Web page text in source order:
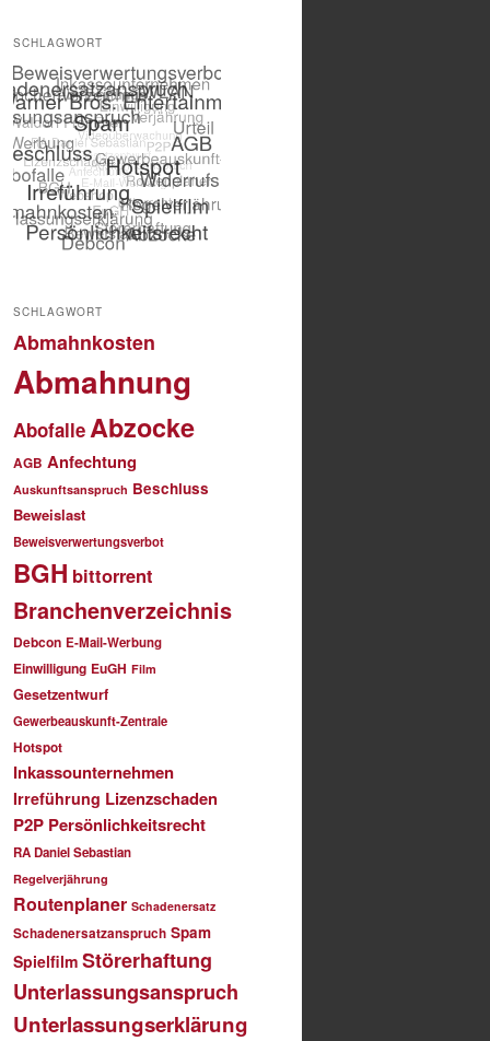
SCHLAGWORT
SCHLAGWORT
Abmahnkosten
Abmahnung
AbofalleAbzocke
AGB Anfechtung
Auskunftsanspruch Beschluss
Beweislast
Beweisverwertungsverbot
BGH bittorrent
Branchenverzeichnis
Debcon E-Mail-Werbung
Einwilligung EuGH Film
Gesetzentwurf
Gewerbeauskunft-Zentrale
Hotspot
Inkassounternehmen
Irreführung Lizenzschaden
P2P Persönlichkeitsrecht
RA Daniel Sebastian
Regelverjährung
Routenplaner Schadenersatz
Schadenersatzanspruch Spam
Spielfilm Störerhaftung
Unterlassungsanspruch
Unterlassungserklärung